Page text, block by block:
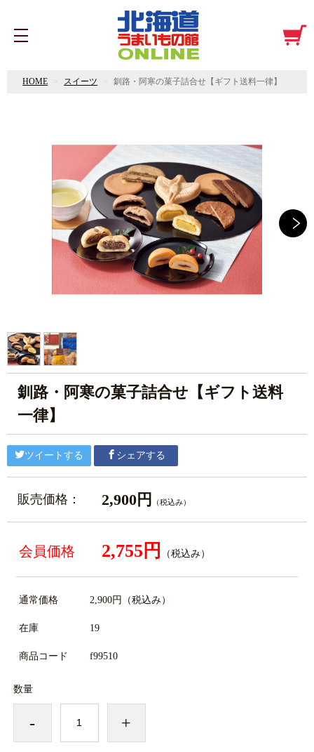
HOME スイーツ 釧路・阿寒の菓子詰合せ【ギフト送料一律】
釧路・阿寒の菓子詰合せ【ギフト送料
一律】
ツイートする シェアする
販売価格： 2,900円 （税込み）
会員価格 2,755円 （税込み）
通常価格 2,900円 （税込み）
在庫 19
商品コード f99510
数量
- +